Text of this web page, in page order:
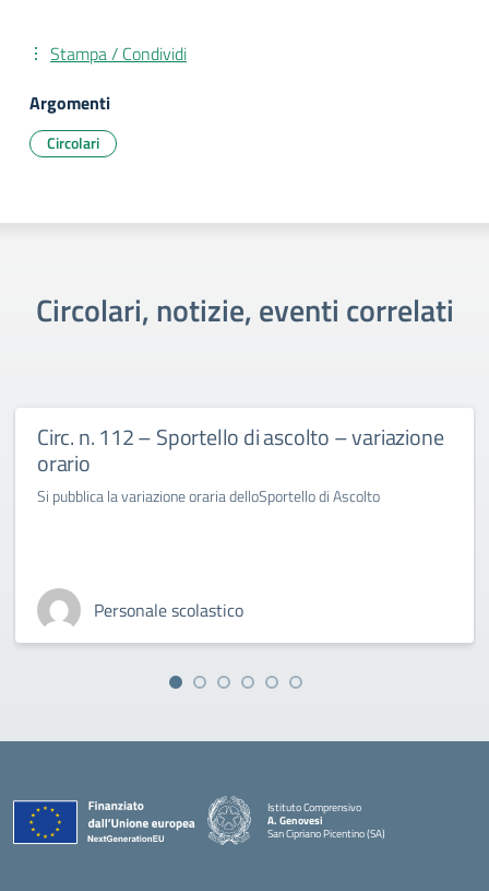
Stampa / Condividi
Argomenti
Circolari
Circolari, notizie, eventi correlati
Circ. n. 112 – Sportello di ascolto – variazione
orario
Si pubblica la variazione oraria delloSportello di Ascolto
Personale scolastico
Istituto Comprensivo
A. Genovesi
San Cipriano Picentino (SA)
— Visita la pagina iniziale della scuola